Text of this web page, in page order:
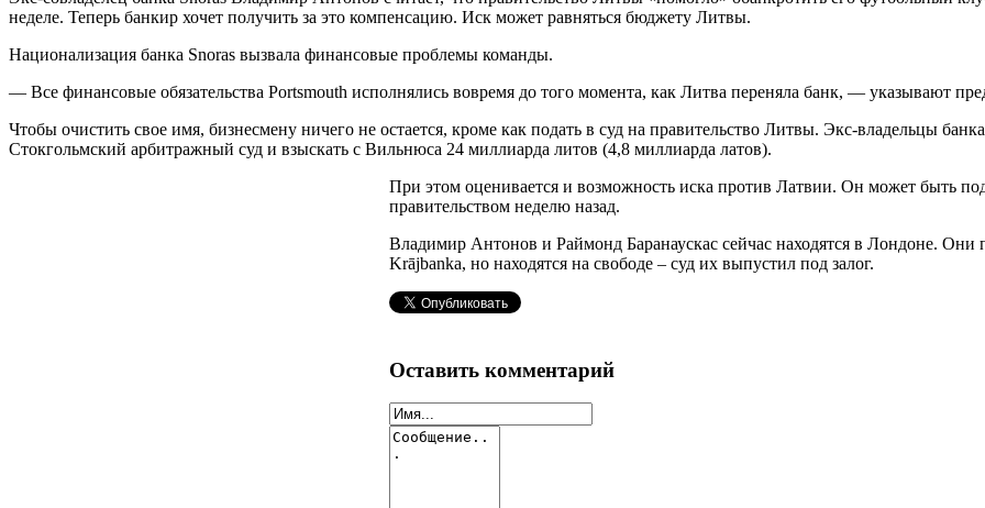
неделе. Теперь банкир хочет получить за это компенсацию. Иск может равняться бюджету Литвы.
Национализация банка Snoras вызвала финансовые проблемы команды.
— Все финансовые обязательства Portsmouth исполнялись вовремя до того момента, как Литва переняла банк, — указывают
Чтобы очистить свое имя, бизнесмену ничего не остается, кроме как подать в суд на правительство Литвы. Экс-владельцы
Стокгольмский арбитражный суд и взыскать с Вильнюса 24 миллиарда литов (4,8 миллиарда латов).
При этом оценивается и возможность иска против Латвии. Он может быть
правительством неделю назад.
Владимир Антонов и Раймонд Баранаускас сейчас находятся в Лондоне. Они
Krājbanka, но находятся на свободе – суд их выпустил под залог.
Оставить комментарий